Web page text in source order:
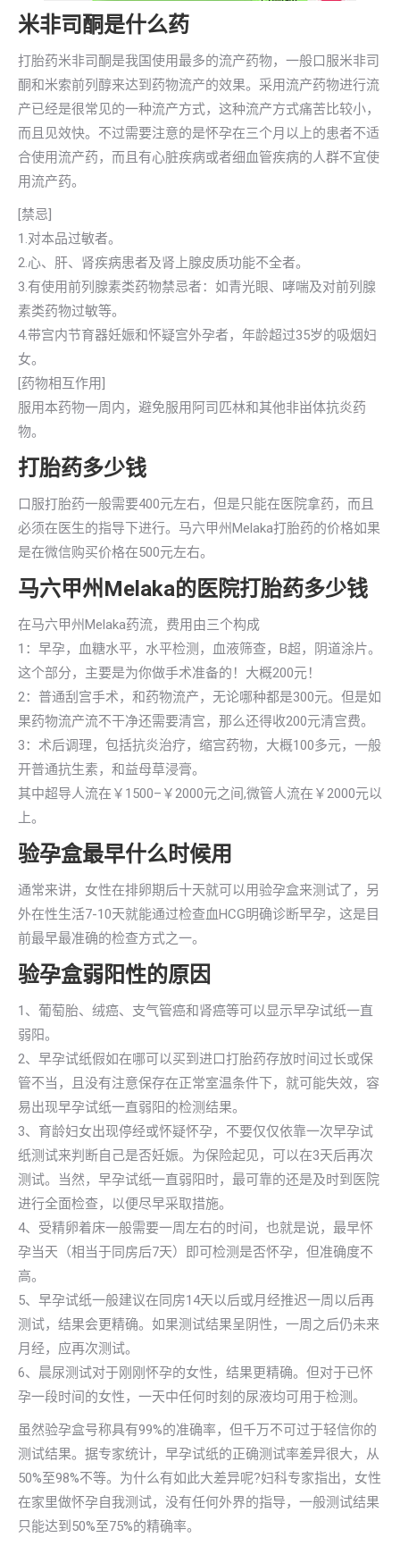
米非司酮是什么药
打胎药米非司酮是我国使用最多的流产药物，一般口服米非司
酮和米索前列醇来达到药物流产的效果。采用流产药物进行流
产已经是很常见的一种流产方式，这种流产方式痛苦比较小，
而且见效快。不过需要注意的是怀孕在三个月以上的患者不适
合使用流产药，而且有心脏疾病或者细血管疾病的人群不宜使
用流产药。
[禁忌]
1.对本品过敏者。
2.心、肝、肾疾病患者及肾上腺皮质功能不全者。
3.有使用前列腺素类药物禁忌者：如青光眼、哮喘及对前列腺
素类药物过敏等。
4.带宫内节育器妊娠和怀疑宫外孕者，年龄超过35岁的吸烟妇
女。
[药物相互作用]
服用本药物一周内，避免服用阿司匹林和其他非畄体抗炎药
物。
打胎药多少钱
口服打胎药一般需要400元左右，但是只能在医院拿药，而且
必须在医生的指导下进行。马六甲州Melaka打胎药的价格如果
是在微信购买价格在500元左右。
马六甲州Melaka的医院打胎药多少钱
在马六甲州Melaka药流，费用由三个构成
1：早孕，血糖水平，水平检测，血液筛查，B超，阴道涂片。
这个部分，主要是为你做手术准备的！大概200元！
2：普通刮宫手术，和药物流产，无论哪种都是300元。但是如
果药物流产流不干净还需要清宫，那么还得收200元清宫费。
3：术后调理，包括抗炎治疗，缩宫药物，大概100多元，一般
开普通抗生素，和益母草浸膏。
其中超导人流在￥1500–￥2000元之间,微管人流在￥2000元以
上。
验孕盒最早什么时候用
通常来讲，女性在排卵期后十天就可以用验孕盒来测试了，另
外在性生活7-10天就能通过检查血HCG明确诊断早孕，这是目
前最早最准确的检查方式之一。
验孕盒弱阳性的原因
1、葡萄胎、绒癌、支气管癌和肾癌等可以显示早孕试纸一直
弱阳。
2、早孕试纸假如在哪可以买到进口打胎药存放时间过长或保
管不当，且没有注意保存在正常室温条件下，就可能失效，容
易出现早孕试纸一直弱阳的检测结果。
3、育龄妇女出现停经或怀疑怀孕，不要仅仅依靠一次早孕试
纸测试来判断自己是否妊娠。为保险起见，可以在3天后再次
测试。当然，早孕试纸一直弱阳时，最可靠的还是及时到医院
进行全面检查，以便尽早采取措施。
4、受精卵着床一般需要一周左右的时间，也就是说，最早怀
孕当天（相当于同房后7天）即可检测是否怀孕，但准确度不
高。
5、早孕试纸一般建议在同房14天以后或月经推迟一周以后再
测试，结果会更精确。如果测试结果呈阴性，一周之后仍未来
月经，应再次测试。
6、晨尿测试对于刚刚怀孕的女性，结果更精确。但对于已怀
孕一段时间的女性，一天中任何时刻的尿液均可用于检测。
虽然验孕盒号称具有99%的准确率，但千万不可过于轻信你的
测试结果。据专家统计，早孕试纸的正确测试率差异很大，从
50%至98%不等。为什么有如此大差异呢?妇科专家指出，女性
在家里做怀孕自我测试，没有任何外界的指导，一般测试结果
只能达到50%至75%的精确率。